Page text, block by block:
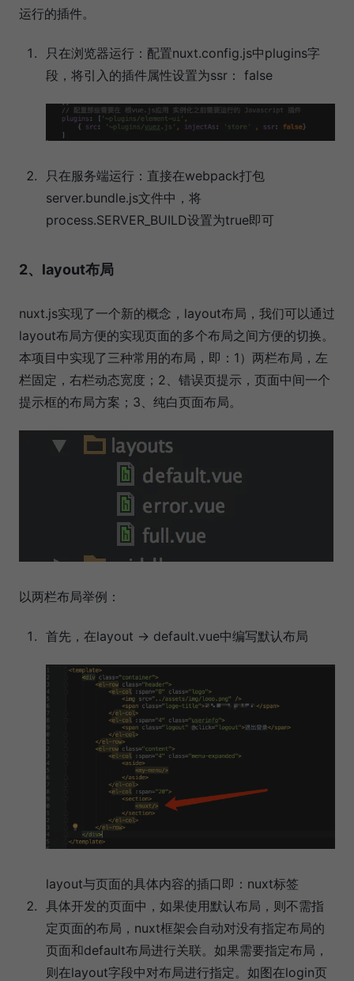
运行的插件。
只在浏览器运行：配置nuxt.config.js中plugins字
段，将引入的插件属性设置为ssr： false
只在服务端运行：直接在webpack打包
server.bundle.js文件中，将
process.SERVER_BUILD设置为true即可
2、layout布局
nuxt.js实现了一个新的概念，layout布局，我们可以通过
layout布局方便的实现页面的多个布局之间方便的切换。
本项目中实现了三种常用的布局，即：1）两栏布局，左
栏固定，右栏动态宽度；2、错误页提示，页面中间一个
提示框的布局方案；3、纯白页面布局。
以两栏布局举例：
首先，在layout → default.vue中编写默认布局
layout与页面的具体内容的插口即：nuxt标签
具体开发的页面中，如果使用默认布局，则不需指
定页面的布局，nuxt框架会自动对没有指定布局的
页面和default布局进行关联。如果需要指定布局，
则在layout字段中对布局进行指定。如图在login页